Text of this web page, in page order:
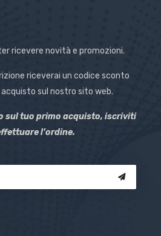
ricevere novità e promozioni.
riceverai un codice sconto
sul nostro sito web.
sul tuo primo acquisto, iscriviti
l’ordine.